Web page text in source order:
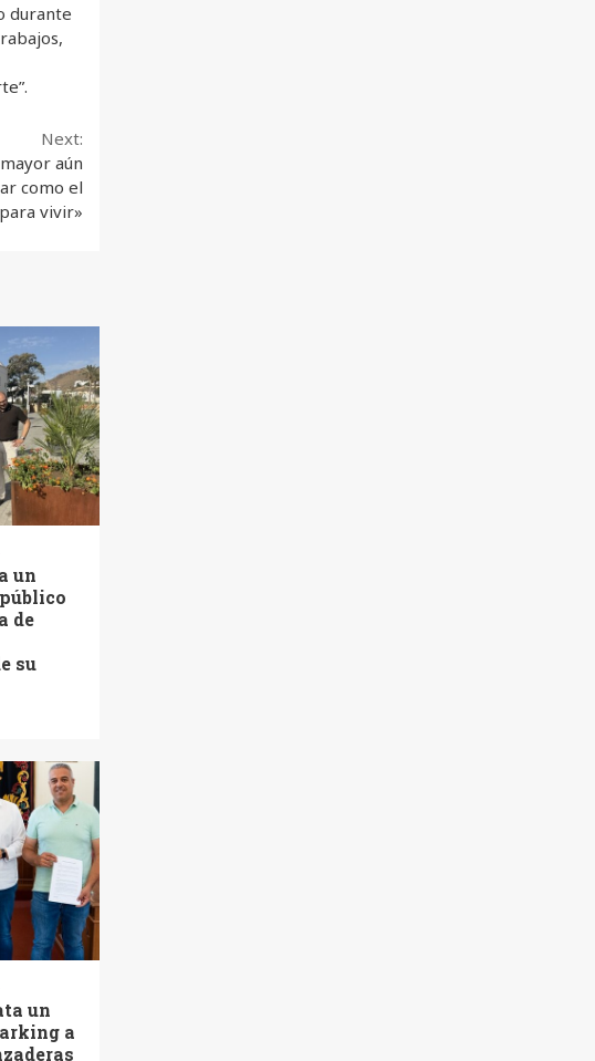
durante
Next:
aún
como el
vivir»
un
de
su
un
a